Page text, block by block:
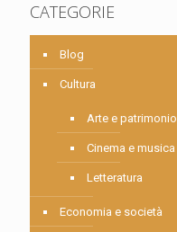
CATEGORIE
Blog
Cultura
Arte e patrimonio
Cinema e musica
Letteratura
Economia e società